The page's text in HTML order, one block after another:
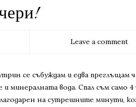
Leave a comment
се събуждам и едва преглъщам
и минералната вода. Спал съм само 4
на сутрешните минути,